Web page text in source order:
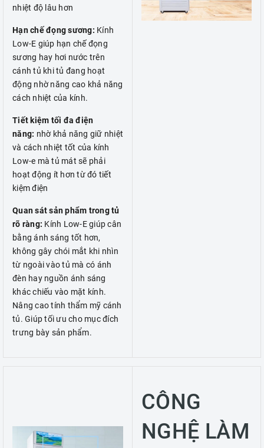
nhiệt độ lâu hơn
Hạn chế đọng sương: Kính
Low-E giúp hạn chế đọng
sương hay hơi nước trên
cánh tủ khi tủ đang hoạt
động nhờ năng cao khả năng
cách nhiệt của kính.
Tiết kiệm tối đa điện
năng: nhờ khả năng giữ nhiệt
và cách nhiệt tốt của kính
Low-e mà tủ mát sẽ phải
hoạt động ít hơn từ đó tiết
kiệm điện
Quan sát sản phẩm trong tủ
rõ ràng: Kính Low-E giúp cân
bằng ánh sáng tốt hơn,
không gây chói mắt khi nhìn
từ ngoài vào tủ mà có ánh
đèn hay nguồn ánh sáng
khác chiếu vào mặt kính.
Nâng cao tính thẩm mỹ cánh
tủ. Giúp tối ưu cho mục đích
trưng bày sản phẩm.
CÔNG
NGHỆ LÀM